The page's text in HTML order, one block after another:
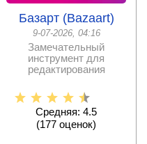
Базарт (Bazaart)
9-07-2026, 04:16
Замечательный
инструмент для
редактирования
снискал большую
Средняя: 4.5
(177 оценок)